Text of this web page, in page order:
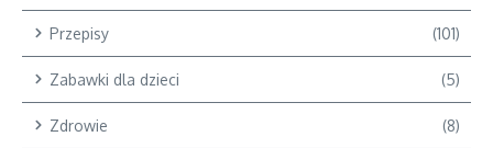
Przepisy (101)
Zabawki dla dzieci (5)
Zdrowie (8)